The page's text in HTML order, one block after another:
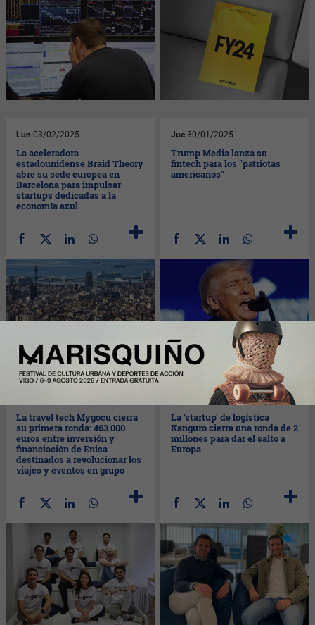
Lun 03/02/2025
La aceleradora
estadounidense Braid Theory
abre su sede europea en
Barcelona para impulsar
startups dedicadas a la
economía azul
Jue 30/01/2025
Trump Media lanza su
fintech para los "patriotas
americanos"
La travel tech Mygocu cierra
su primera ronda: 463.000
euros entre inversión y
financiación de Enisa
destinados a revolucionar los
viajes y eventos en grupo
29/01/2025
La ‘startup’ de logística
Kanguro cierra una ronda de 2
millones para dar el salto a
Europa